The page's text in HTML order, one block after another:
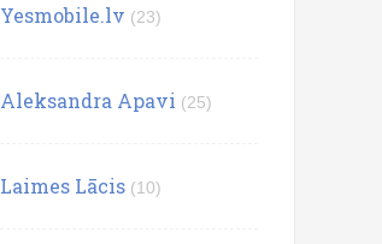
Yesmobile.lv (23)
Aleksandra Apavi (25)
Laimes Lācis (10)